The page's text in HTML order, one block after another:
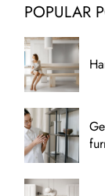
POPULAR